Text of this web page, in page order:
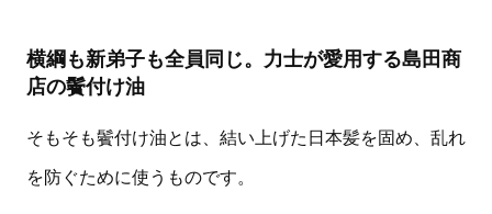
横綱も新弟子も全員同じ。力士が愛用する島田商
店の鬢付け油
そもそも鬢付け油とは、結い上げた日本髪を固め、乱れ
を防ぐために使うものです。